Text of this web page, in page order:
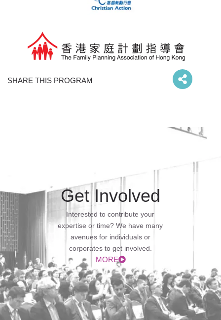
SHARE THIS PROGRAM
Get Involved
Interested to contribute your
expertise or time? We have many
avenues for individuals or
corporates to get involved.
MORE